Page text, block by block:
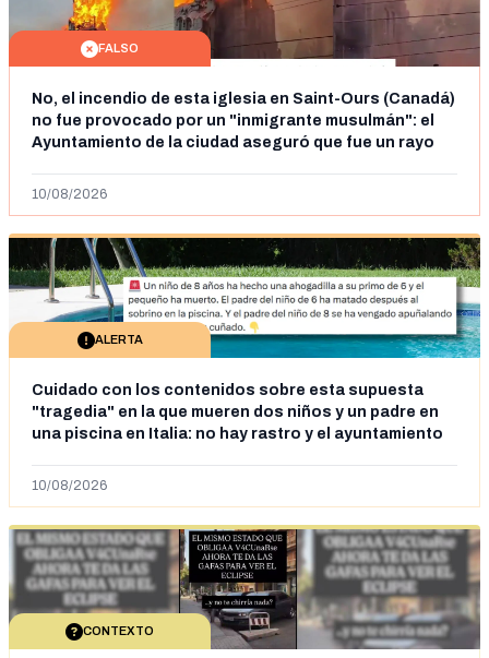
FALSO
No, el incendio de esta iglesia en Saint-Ours (Canadá)
no fue provocado por un "inmigrante musulmán": el
Ayuntamiento de la ciudad aseguró que fue un rayo
10/08/2026
ALERTA
Cuidado con los contenidos sobre esta supuesta
"tragedia" en la que mueren dos niños y un padre en
una piscina en Italia: no hay rastro y el ayuntamiento
10/08/2026
CONTEXTO